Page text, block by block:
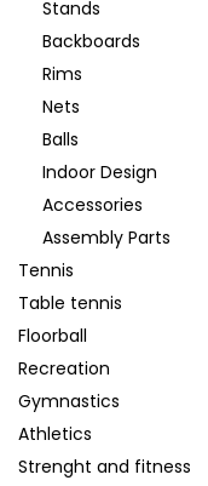
Stands
Backboards
Rims
Nets
Balls
Indoor Design
Accessories
Assembly Parts
Tennis
Table tennis
Floorball
Recreation
Gymnastics
Athletics
Strenght and fitness